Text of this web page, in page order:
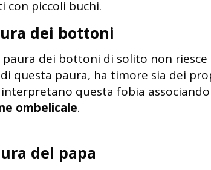
con piccoli buchi.
dei bottoni
paura dei bottoni di solito non riesce
questa paura, ha timore sia dei
questa fobia
ombelicale.
del papa